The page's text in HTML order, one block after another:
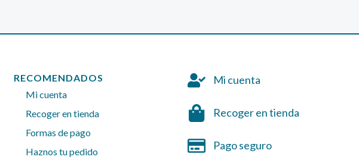
RECOMENDADOS
Mi cuenta
Recoger en tienda
Formas de pago
Haznos tu pedido
Mi cuenta
Recoger en tienda
Pago seguro